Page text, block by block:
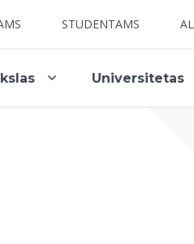
STUDENTAMS
Universitetas